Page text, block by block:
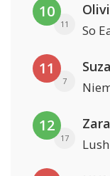
10
11 So
11
7
12
17